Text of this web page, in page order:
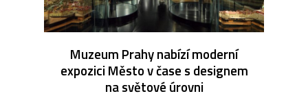
Muzeum Prahy nabízí moderní
expozici Město v čase s designem
na světové úrovni